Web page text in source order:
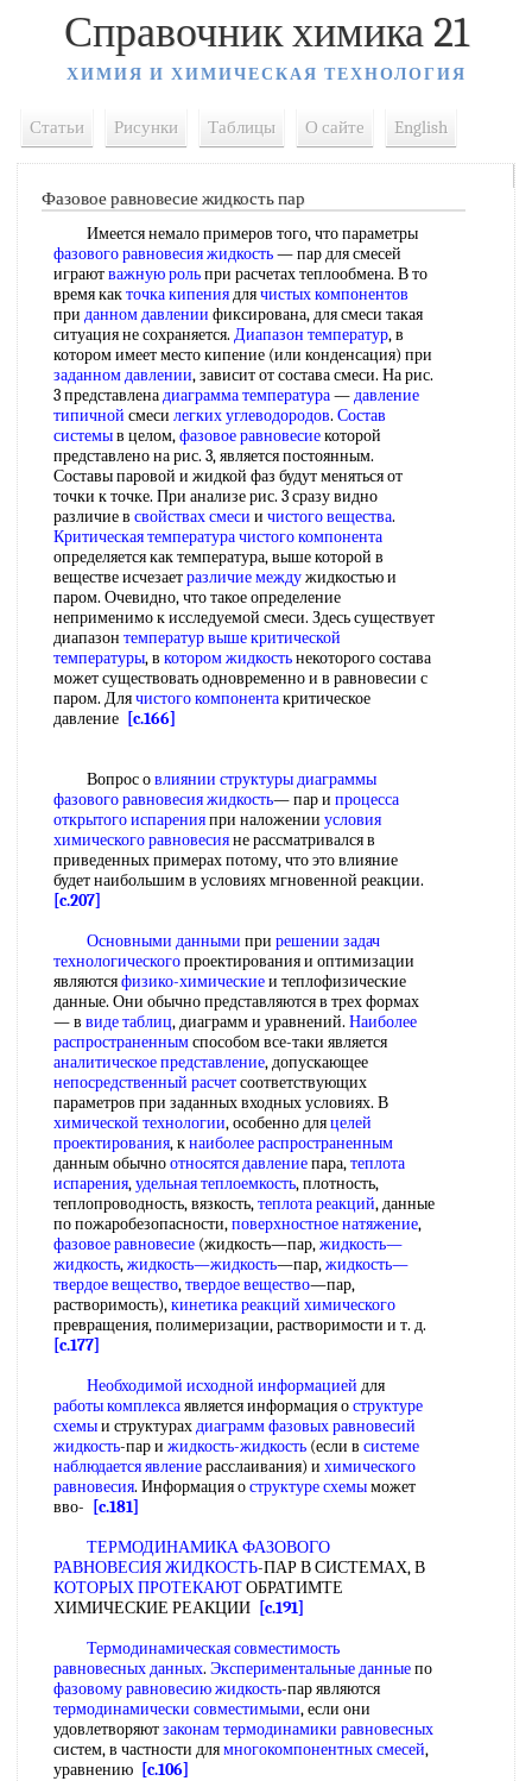
Справочник химика 21
ХИМИЯ И ХИМИЧЕСКАЯ ТЕХНОЛОГИЯ
Статьи Рисунки Таблицы О сайте English
Фазовое равновесие жидкость пар
Имеется немало примеров того, что параметры
фазового равновесия жидкость— пар для смесей
играютважную рольпри расчетах теплообмена. В то
время какточка кипениядлячистых компонентов
при данном давлении фиксирована, для смеси такая
ситуация не сохраняется. Диапазон температур, в
котором имеет место кипение (или конденсация) при
заданном давлении, зависит от состава смеси. На рис.
3 представленадиаграмма температура—давление
типичной смеси легких углеводородов. Состав
системыв целом,фазовое равновесиекоторой
представлено на рис. 3, является постоянным.
Составы паровой и жидкой фаз будут меняться от
точки к точке. При анализе рис. 3 сразу видно
различие в свойствах смеси и чистого вещества.
Критическая температурачистого компонента
определяется как температура, выше которой в
веществе исчезаетразличие междужидкостью и
паром. Очевидно, что такое определение
неприменимо к исследуемой смеси. Здесь существует
диапазон температур выше критической
температуры, в котором жидкостьнекоторого состава
может существовать одновременно и в равновесии с
паром. Длячистого компонентакритическое
давление [c.166]
Вопрос овлиянии структурыдиаграммы
фазового равновесия жидкость— пар и процесса
открытого испаренияпри наложении условия
химического равновесияне рассматривался в
приведенных примерах потому, что это влияние
будет наибольшим в условиях мгновенной реакции.
[c.207]
Основными данными при решении задач
технологическогопроектирования и оптимизации
являютсяфизико-химическиеи теплофизические
данные. Они обычно представляются в трех формах
— в виде таблиц, диаграмм и уравнений. Наиболее
распространеннымспособом все-таки является
аналитическое представление, допускающее
непосредственный расчетсоответствующих
параметров при заданных входных условиях. В
химической технологии, особенно дляцелей
проектирования, кнаиболее распространенным
данным обычноотносятся давлениепара,теплота
испарения,удельная теплоемкость, плотность,
теплопроводность, вязкость,теплота реакций, данные
по пожаробезопасности,поверхностное натяжение,
фазовое равновесие (жидкость—пар,жидкость—
жидкость,жидкость—жидкость—пар,жидкость—
твердое вещество,твердое вещество—пар,
растворимость),кинетика реакций химического
превращения, полимеризации, растворимости и т. д.
[c.177]
Необходимой исходной информацией для
работы комплексаявляется информация оструктуре
схемыи структурахдиаграмм фазовых равновесий
жидкость-пар и жидкость-жидкость (если в системе
наблюдается явлениерасслаивания) и химического
равновесия. Информация оструктуре схемыможет
вво-
[c.181]
ТЕРМОДИНАМИКА ФАЗОВОГО
РАВНОВЕСИЯ ЖИДКОСТЬ-ПАР В СИСТЕМАХ, В
КОТОРЫХ ПРОТЕКАЮТОБРАТИМТЕ
ХИМИЧЕСКИЕ РЕАКЦИИ [c.191]
Термодинамическая совместимость
равновесных данных. Экспериментальные данныепо
фазовому равновесию жидкость-пар являются
термодинамически совместимыми, если они
удовлетворяютзаконам термодинамики равновесных
систем, в частности длямногокомпонентных смесей,
уравнению [c.106]